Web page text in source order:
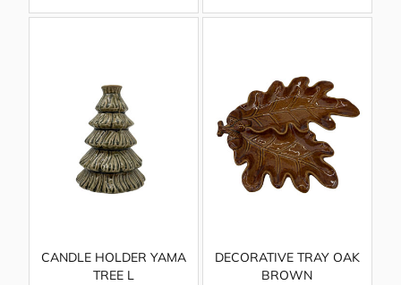
CANDLE HOLDER YAMA
TREE L
DECORATIVE TRAY OAK
BROWN